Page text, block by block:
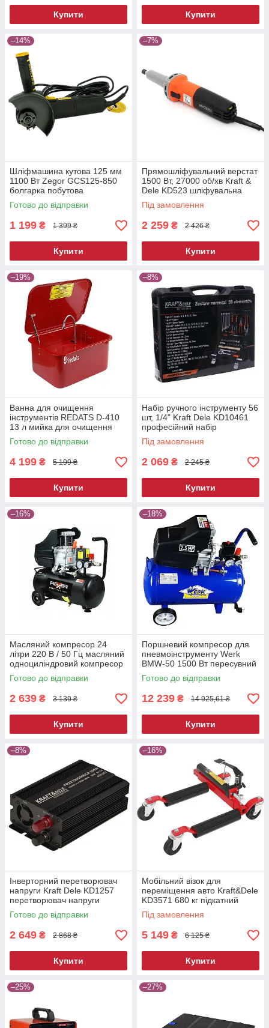
Купити Купити
–14%
Шліфмашина кутова 125 мм
1100 Вт Zegor GCS125-850
болгарка побутова
електрична для різання та
шліфування
Готово до відправки
1 199 ₴ 1 399 ₴
Купити
–7%
Прямошліфувальний верстат
1500 Вт, 27000 об/хв Kraft &
Dele KD523 шліфувальна
машина пряма
Під замовлення
2 259 ₴ 2 426 ₴
Купити
–19%
Ванна для очищення
інструментів REDATS D-410
13 л мийка для очищення
деталей мийна ванна для
майстерні
Готово до відправки
4 199 ₴ 5 199 ₴
Купити
–8%
Набір ручного інструменту 56
шт, 1/4" Kraft Dele KD10461
професійний набір
інструментів
Під замовлення
2 069 ₴ 2 245 ₴
Купити
–16%
Масляний компресор 24
літри 220 В / 50 Гц масляний
одноциліндровий компресор
Готово до відправки
2 639 ₴ 3 139 ₴
Купити
–18%
Поршневий компресор для
пневмоінструменту Werk
BMW-50 1500 Вт пересувний
електричний компресор для
фарбування
Готово до відправки
12 239 ₴ 14 925,61 ₴
Купити
–8%
Інверторний перетворювач
напруги Kraft Dele KD1257
перетворювач напруги
автомобільний
Готово до відправки
2 649 ₴ 2 868 ₴
Купити
–16%
Мобільний візок для
переміщення авто Kraft&Dele
KD3571 680 кг підкатний
ролик для автосервісу
Під замовлення
5 149 ₴ 6 125 ₴
Купити
–25% –27%